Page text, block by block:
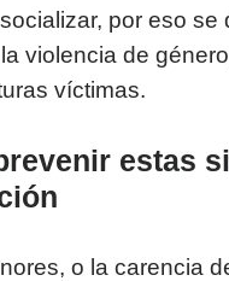
por eso se
violencia de
víctimas.
estas
o la carencia